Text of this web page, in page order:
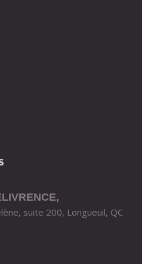
suite 200, Longueuil, QC